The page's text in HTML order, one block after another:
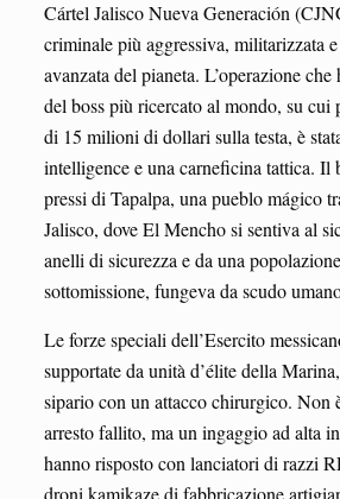
Cártel Jalisco Nueva Generación
criminale più aggressiva, militarizzata
avanzata del pianeta. L’operazione
del boss più ricercato al mondo, su cui
di 15 milioni di dollari sulla testa, è
intelligence e una carneficina tattica. Il
pressi di Tapalpa, una pueblo mágico
Jalisco, dove El Mencho si sentiva al
anelli di sicurezza e da una
sottomissione, fungeva da scudo
Le forze speciali dell’Esercito
supportate da unità d’élite della
sipario con un attacco chirurgico. Non
arresto fallito, ma un ingaggio ad alta
hanno risposto con lanciatori di razzi
droni kamikaze di fabbricazione